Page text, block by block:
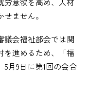
ません。
議会福祉部会では関
を進めるため、「福
月9日に第1回の会合